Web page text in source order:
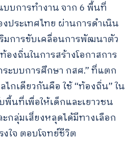
บบการทำงาน จาก 6 พื้นที่
ประเทศไทย ผ่านการดำเนิน
มการขับเคลื่อนการพัฒนาตัว
งถิ่นในการสร้างโอกาสการ
ระบบการศึกษา กสศ.” ที่แตก
กเดียวกันคือ ใช้ “ท้องถิ่น” ใน
นที่เพื่อให้เด็กและเยาวชน
กลุ่มเสี่ยงหลุดได้มีทางเลือก
ใจ ตอบโจทย์ชีวิต